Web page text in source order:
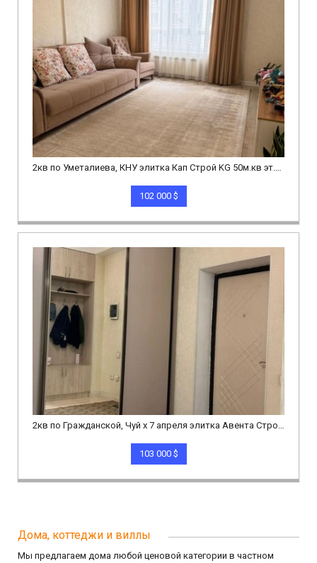
102 000 $
2кв по Гражданской, Чуй х 7 апреля элитка Авента Строй 55м.кв эт.4/13 хор сост
103 000 $
Дома, коттеджи и виллы
Мы предлагаем дома любой ценовой категории в частном